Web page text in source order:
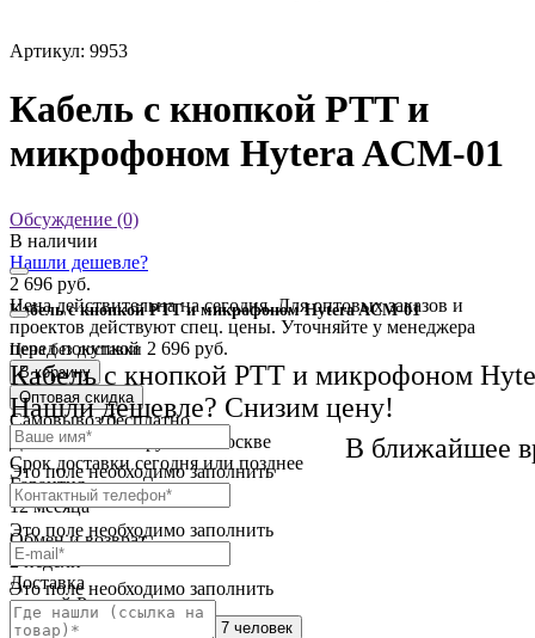
Артикул: 9953
Кабель с кнопкой PTT и
микрофоном Hytera ACM-01
Обсуждение (0)
Кабель с кнопкой PTT и микрофоном Hytera ACM-01
Цена без доставки 2 696 руб.
Кабель с кнопкой PTT и микрофоном
Нашли дешевле? Снизим цену!
Это поле необходимо заполнить
Это поле необходимо заполнить
Это поле необходимо заполнить
В наличии
Нашли дешевле?
В ближайшее
2 696 руб.
Цена действительна на сегодня. Для оптовых заказов и
проектов действуют спец. цены. Уточняйте у менеджера
перед покупкой
В корзину
Оптовая скидка
Самовывоз бесплатно
Доставка от 250 руб. по Москве
Cрок доставки сегодня или позднее
Гарантия
12 месяца
Обмен и возврат
2 недели
Доставка
по всей России
Сейчас этот товар смотрят 7 человек